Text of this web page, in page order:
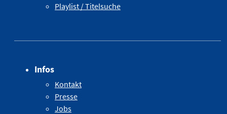
Playlist / Titelsuche
Infos
Kontakt
Presse
Jobs